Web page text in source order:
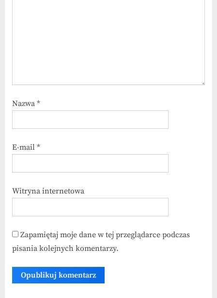
Nazwa *
E-mail *
Witryna internetowa
Zapamiętaj moje dane w tej przeglądarce podczas
pisania kolejnych komentarzy.